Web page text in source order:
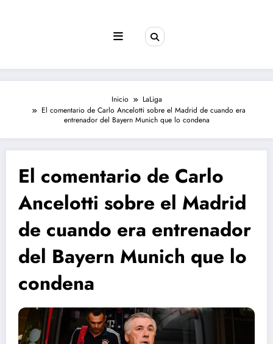
Inicio
LaLiga
El comentario de Carlo Ancelotti sobre el Madrid de cuando era
entrenador del Bayern Munich que lo condena
El comentario de Carlo
Ancelotti sobre el Madrid
de cuando era entrenador
del Bayern Munich que lo
condena